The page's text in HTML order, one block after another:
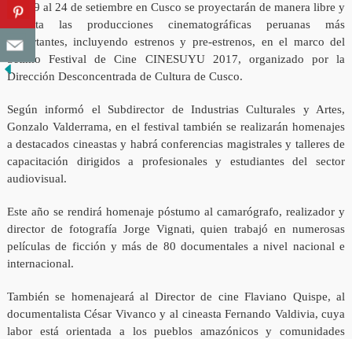
Del 19 al 24 de setiembre en Cusco se proyectarán de manera libre y
gratuita las producciones cinematográficas peruanas más
importantes, incluyendo estrenos y pre-estrenos, en el marco del
Sétimo Festival de Cine CINESUYU 2017, organizado por la
Dirección Desconcentrada de Cultura de Cusco.
Según informó el Subdirector de Industrias Culturales y Artes,
Gonzalo Valderrama, en el festival también se realizarán homenajes
a destacados cineastas y habrá conferencias magistrales y talleres de
capacitación dirigidos a profesionales y estudiantes del sector
audiovisual.
Este año se rendirá homenaje póstumo al camarógrafo, realizador y
director de fotografía Jorge Vignati, quien trabajó en numerosas
películas de ficción y más de 80 documentales a nivel nacional e
internacional.
También se homenajeará al Director de cine Flaviano Quispe, al
documentalista César Vivanco y al cineasta Fernando Valdivia, cuya
labor está orientada a los pueblos amazónicos y comunidades